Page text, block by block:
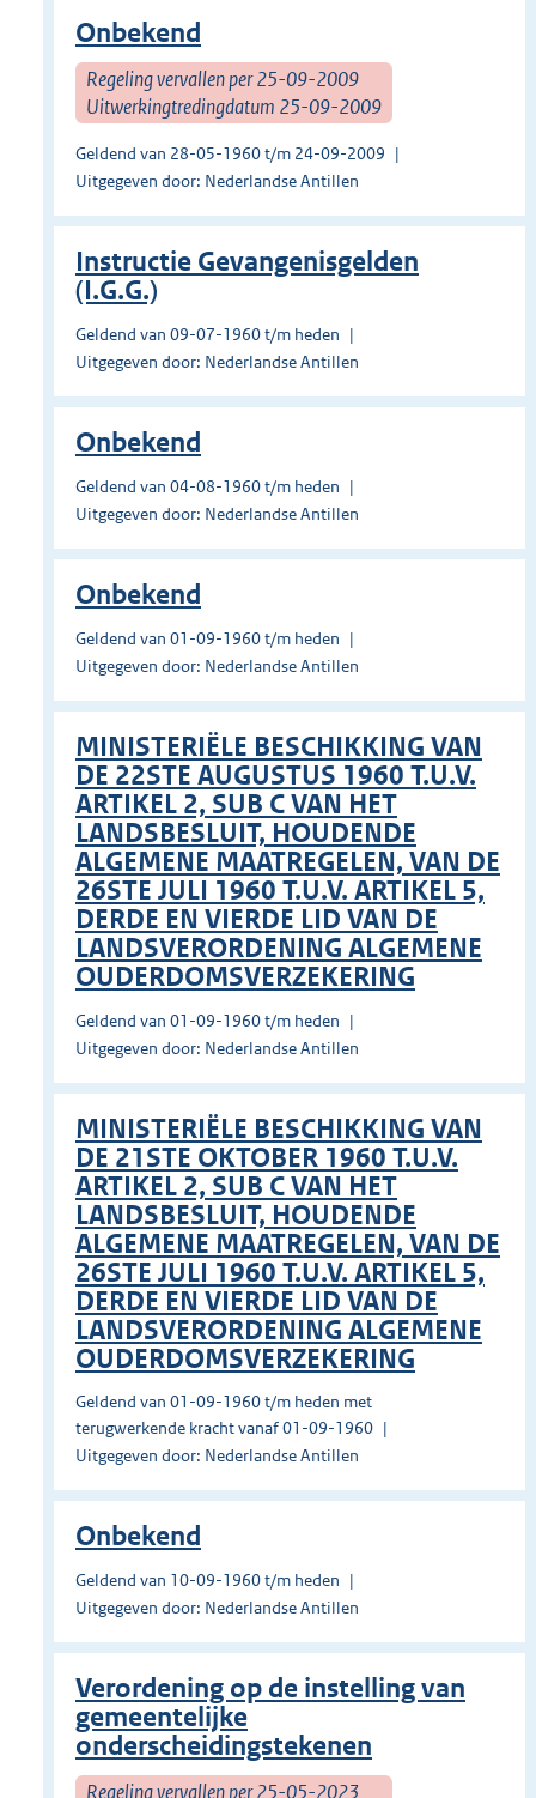
Onbekend
Regeling vervallen per 25-09-2009
Uitwerkingtredingdatum 25-09-2009
Geldend van 28-05-1960 t/m 24-09-2009
Uitgegeven door: Nederlandse Antillen
Instructie Gevangenisgelden
(I.G.G.)
Geldend van 09-07-1960 t/m heden
Uitgegeven door: Nederlandse Antillen
Onbekend
Geldend van 04-08-1960 t/m heden
Uitgegeven door: Nederlandse Antillen
Onbekend
Geldend van 01-09-1960 t/m heden
Uitgegeven door: Nederlandse Antillen
MINISTERIËLE BESCHIKKING VAN
DE 22STE AUGUSTUS 1960 T.U.V.
ARTIKEL 2, SUB C VAN HET
LANDSBESLUIT, HOUDENDE
ALGEMENE MAATREGELEN, VAN DE
26STE JULI 1960 T.U.V. ARTIKEL 5,
DERDE EN VIERDE LID VAN DE
LANDSVERORDENING ALGEMENE
OUDERDOMSVERZEKERING
Geldend van 01-09-1960 t/m heden
Uitgegeven door: Nederlandse Antillen
MINISTERIËLE BESCHIKKING VAN
DE 21STE OKTOBER 1960 T.U.V.
ARTIKEL 2, SUB C VAN HET
LANDSBESLUIT, HOUDENDE
ALGEMENE MAATREGELEN, VAN DE
26STE JULI 1960 T.U.V. ARTIKEL 5,
DERDE EN VIERDE LID VAN DE
LANDSVERORDENING ALGEMENE
OUDERDOMSVERZEKERING
Geldend van 01-09-1960 t/m heden met
terugwerkende kracht vanaf 01-09-1960
Uitgegeven door: Nederlandse Antillen
Onbekend
Geldend van 10-09-1960 t/m heden
Uitgegeven door: Nederlandse Antillen
Verordening op de instelling van
gemeentelijke
onderscheidingstekenen
Regeling vervallen per 25-05-2023